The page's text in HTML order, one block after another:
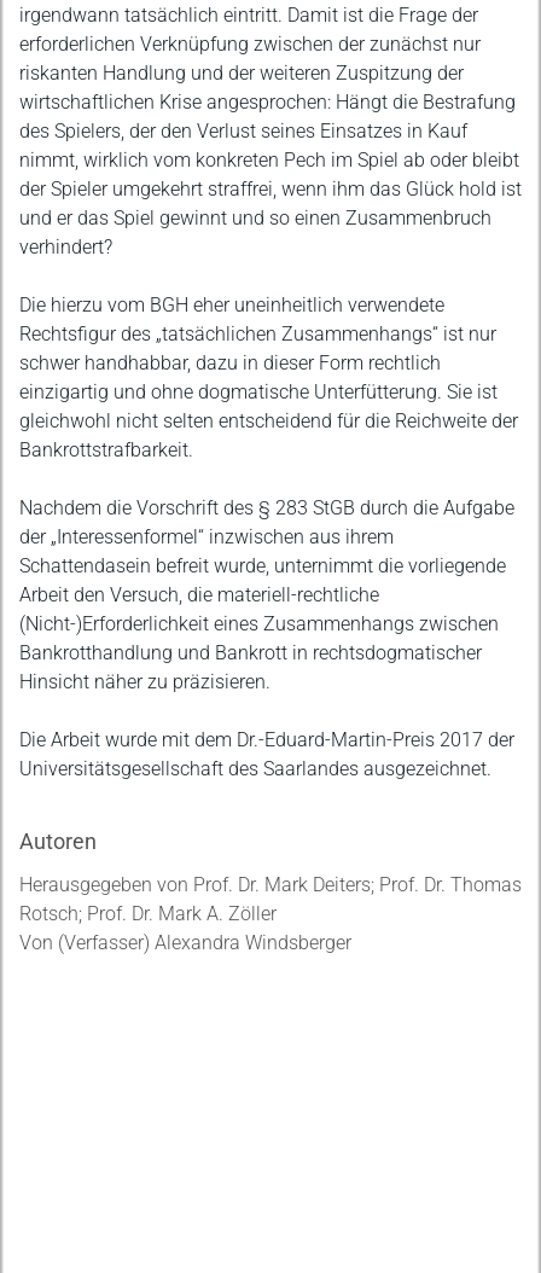
irgendwann tatsächlich eintritt. Damit ist die Frage der
erforderlichen Verknüpfung zwischen der zunächst nur
riskanten Handlung und der weiteren Zuspitzung der
wirtschaftlichen Krise angesprochen: Hängt die Bestrafung
des Spielers, der den Verlust seines Einsatzes in Kauf
nimmt, wirklich vom konkreten Pech im Spiel ab oder bleibt
der Spieler umgekehrt straffrei, wenn ihm das Glück hold ist
und er das Spiel gewinnt und so einen Zusammenbruch
verhindert?
Die hierzu vom BGH eher uneinheitlich verwendete
Rechtsfigur des „tatsächlichen Zusammenhangs“ ist nur
schwer handhabbar, dazu in dieser Form rechtlich
einzigartig und ohne dogmatische Unterfütterung. Sie ist
gleichwohl nicht selten entscheidend für die Reichweite der
Bankrottstrafbarkeit.
Nachdem die Vorschrift des § 283 StGB durch die Aufgabe
der „Interessenformel“ inzwischen aus ihrem
Schattendasein befreit wurde, unternimmt die vorliegende
Arbeit den Versuch, die materiell-rechtliche
(Nicht-)Erforderlichkeit eines Zusammenhangs zwischen
Bankrotthandlung und Bankrott in rechtsdogmatischer
Hinsicht näher zu präzisieren.
Die Arbeit wurde mit dem Dr.-Eduard-Martin-Preis 2017 der
Universitätsgesellschaft des Saarlandes ausgezeichnet.
Autoren
Herausgegeben von Prof. Dr. Mark Deiters; Prof. Dr. Thomas
Rotsch; Prof. Dr. Mark A. Zöller
Von (Verfasser) Alexandra Windsberger